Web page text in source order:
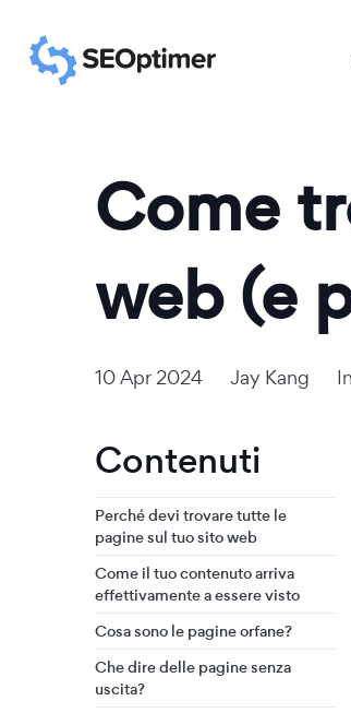
Come
web (e
10 Apr 2024 Jay Kang In
Contenuti
Perché devi trovare tutte le
pagine sul tuo sito web
Come il tuo contenuto arriva
effettivamente a essere visto
Cosa sono le pagine orfane?
Che dire delle pagine senza
uscita?